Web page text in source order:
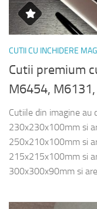
CUTII CU INCHIDERE
Cutii premium
M6454,
Cutiile din imagine au
230x230x100mm si
250x210x100mm si
215x215x100mm si
300x300x90mm si